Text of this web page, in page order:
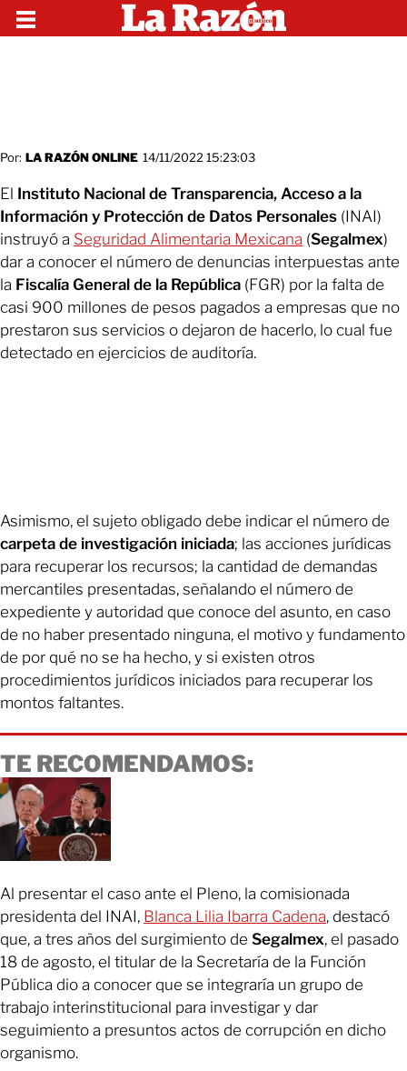
Por: LA RAZÓN ONLINE 14/11/2022 15:23:03
El Instituto Nacional de Transparencia, Acceso a la
Información y Protección de Datos Personales (INAI)
instruyó a Seguridad Alimentaria Mexicana (Segalmex)
dar a conocer el número de denuncias interpuestas ante
la Fiscalía General de la República (FGR) por la falta de
casi 900 millones de pesos pagados a empresas que no
prestaron sus servicios o dejaron de hacerlo, lo cual fue
detectado en ejercicios de auditoría.
Asimismo, el sujeto obligado debe indicar el número de
carpeta de investigación iniciada; las acciones jurídicas
para recuperar los recursos; la cantidad de demandas
mercantiles presentadas, señalando el número de
expediente y autoridad que conoce del asunto, en caso
de no haber presentado ninguna, el motivo y fundamento
de por qué no se ha hecho, y si existen otros
procedimientos jurídicos iniciados para recuperar los
montos faltantes.
TE RECOMENDAMOS:
Al presentar el caso ante el Pleno, la comisionada
presidenta del INAI, Blanca Lilia Ibarra Cadena, destacó
que, a tres años del surgimiento de Segalmex, el pasado
18 de agosto, el titular de la Secretaría de la Función
Pública dio a conocer que se integraría un grupo de
trabajo interinstitucional para investigar y dar
seguimiento a presuntos actos de corrupción en dicho
organismo.